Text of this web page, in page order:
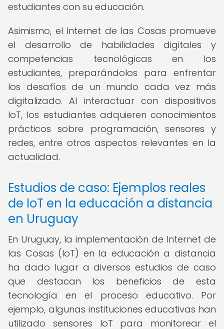
estudiantes con su educación.
Asimismo, el Internet de las Cosas promueve
el desarrollo de habilidades digitales y
competencias tecnológicas en los
estudiantes, preparándolos para enfrentar
los desafíos de un mundo cada vez más
digitalizado. Al interactuar con dispositivos
IoT, los estudiantes adquieren conocimientos
prácticos sobre programación, sensores y
redes, entre otros aspectos relevantes en la
actualidad.
Estudios de caso: Ejemplos reales
de IoT en la educación a distancia
en Uruguay
En Uruguay, la implementación de Internet de
las Cosas (IoT) en la educación a distancia
ha dado lugar a diversos estudios de caso
que destacan los beneficios de esta
tecnología en el proceso educativo. Por
ejemplo, algunas instituciones educativas han
utilizado sensores IoT para monitorear el